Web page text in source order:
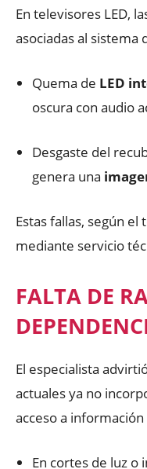
En televisores LED,
asociadas al sistema
Quema de LED
oscura con audio
Desgaste del
genera una
Estas fallas, según el
mediante servicio
FALTA DE
El especialista
actuales ya no
acceso a
En cortes de luz